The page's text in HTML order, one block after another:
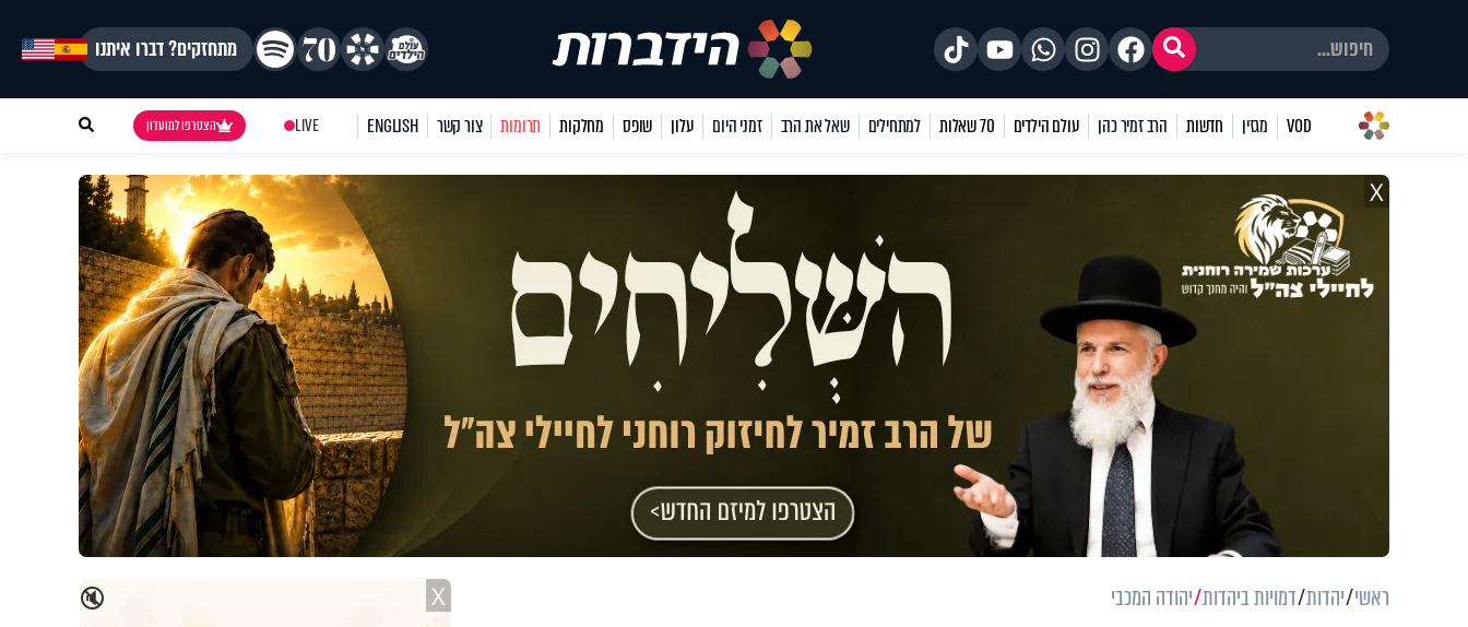
מתחזקים? דברו איתנו
VOD מגזין חדשות הרב זמיר כהן עולם הילדים 70 שאלות למתחילים שאל את הרב זמני היום עלון שופס מחלקות תרומות צור קשר ENGLISH
LIVE הצטרפו למועדון
X
ראשי יהדות דמויות ביהדות יהודה המכבי 🔇 X